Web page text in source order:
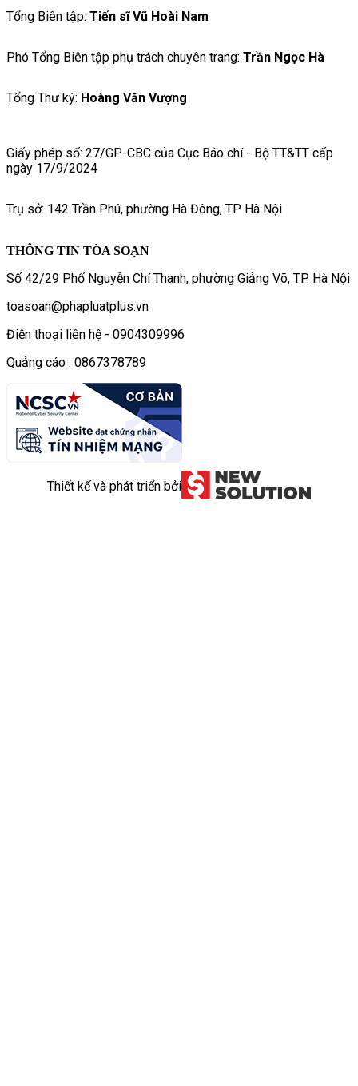
Tổng Biên tập: Tiến sĩ Vũ Hoài Nam
Phó Tổng Biên tập phụ trách chuyên trang: Trần Ngọc Hà
Tổng Thư ký: Hoàng Văn Vượng
Giấy phép số: 27/GP-CBC của Cục Báo chí - Bộ TT&TT cấp
ngày 17/9/2024
Trụ sở: 142 Trần Phú, phường Hà Đông, TP Hà Nội
THÔNG TIN TÒA SOẠN
Số 42/29 Phố Nguyễn Chí Thanh, phường Giảng Võ, TP. Hà Nội
toasoan@phapluatplus.vn
Điện thoại liên hệ - 0904309996
Quảng cáo : 0867378789
Thiết kế và phát triển bởi